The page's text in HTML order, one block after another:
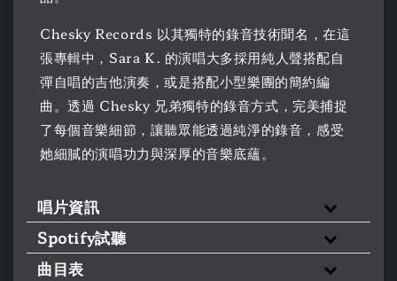
Chesky Records 以其獨特的錄音技術聞名，在這
張專輯中，Sara K. 的演唱大多採用純人聲搭配自
彈自唱的吉他演奏，或是搭配小型樂團的簡約編
曲。透過 Chesky 兄弟獨特的錄音方式，完美捕捉
了每個音樂細節，讓聽眾能透過純淨的錄音，感受
她細膩的演唱功力與深厚的音樂底蘊。
唱片資訊
Spotify試聽
曲目表